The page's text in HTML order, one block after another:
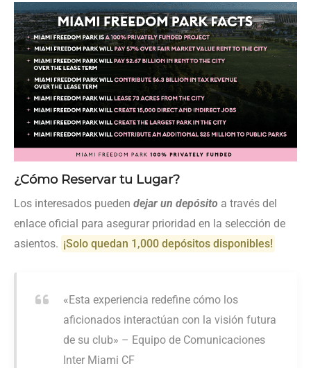
¿Cómo Reservar tu Lugar?
Los interesados pueden dejar un depósito a través del
enlace oficial para asegurar prioridad en la selección de
asientos. ¡Solo quedan 1,000 depósitos disponibles!
«Esta experiencia redefine cómo los
aficionados interactúan con la visión futura
de su club» – Equipo de Comunicaciones
Inter Miami CF